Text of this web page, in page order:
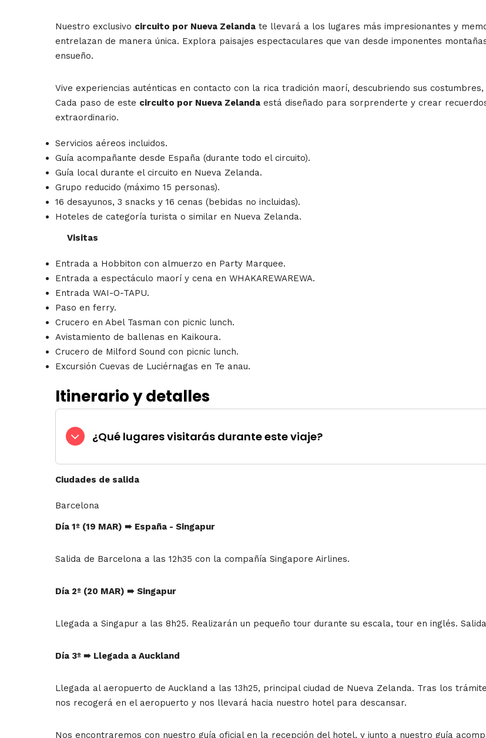
Nuestro exclusivo circuito por Nueva Zelanda te llevará a los lugares más impresionantes y
entrelazan de manera única. Explora paisajes espectaculares que van desde imponentes
ensueño.
Vive experiencias auténticas en contacto con la rica tradición maorí, descubriendo sus
Cada paso de este circuito por Nueva Zelanda está diseñado para sorprenderte y crear
extraordinario.
Servicios aéreos incluidos.
Guía acompañante desde España (durante todo el circuito).
Guía local durante el circuito en Nueva Zelanda.
Grupo reducido (máximo 15 personas).
16 desayunos, 3 snacks y 16 cenas (bebidas no incluidas).
Hoteles de categoría turista o similar en Nueva Zelanda.
Visitas
Entrada a Hobbiton con almuerzo en Party Marquee.
Entrada a espectáculo maorí y cena en WHAKAREWAREWA.
Entrada WAI-O-TAPU.
Paso en ferry.
Crucero en Abel Tasman con picnic lunch.
Avistamiento de ballenas en Kaikoura.
Crucero de Milford Sound con picnic lunch.
Excursión Cuevas de Luciérnagas en Te anau.
Itinerario y detalles
¿Qué lugares visitarás durante este viaje?
Ciudades de salida
Barcelona
Día 1º (19 MAR) ➠ España - Singapur
Salida de Barcelona a las 12h35 con la compañía Singapore Airlines.
Día 2º (20 MAR) ➠ Singapur
Llegada a Singapur a las 8h25. Realizarán un pequeño tour durante su escala, tour en inglés.
Día 3º ➠ Llegada a Auckland
Llegada al aeropuerto de Auckland a las 13h25, principal ciudad de Nueva Zelanda. Tras los
nos recogerá en el aeropuerto y nos llevará hacia nuestro hotel para descansar.
Nos encontraremos con nuestro guía oficial en la recepción del hotel, y junto a nuestro guía